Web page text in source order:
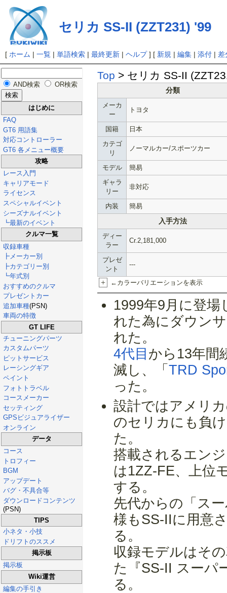
セリカ SS-II (ZZT231) '99
[ ホーム | 一覧| 単語検索| 最終更新| ヘルプ] [ 新規 | 編集| 添付| 差
AND検索 OR検索
はじめに
FAQ
GT6 用語集
対応コントローラー
GT6 各メニュー概要
攻略
レース入門
キャリアモード
ライセンス
スペシャルイベント
シーズナルイベント
┗最新のイベント
クルマ一覧
収録車種
┣メーカー別
┣カテゴリー別
┗年式別
おすすめのクルマ
プレゼントカー
追加車種(PSN)
車両の特徴
GT LIFE
チューニングパーツ
カスタムパーツ
ピットサービス
レーシングギア
ペイント
フォトトラベル
コースメーカー
セッティング
GPSビジュアライザー
オンライン
データ
コース
トロフィー
BGM
アップデート
バグ・不具合等
ダウンロードコンテンツ
(PSN)
TIPS
小ネタ・小技
ドリフトのススメ
掲示板
掲示板
Wiki運営
編集の手引き
Top > セリカ SS-II
分類
メーカ
ー
トヨタ
国籍
日本
カテゴ
リ
ノーマルカー/スポーツカー
モデル
簡易
ギャラ
リー
非対応
内装 簡易
入手方法
ディー
ラー
Cr.2,181,000
プレゼ
ント
---
+ ←カラーバリエーションを表示
1999年9月に登
れた為にダウン
れた。
4代目 から13年間
滅し、「 TRD
った。
設計ではアメリ
のセリカにも負
た。
搭載されるエン
は1ZZ-FE、上位
する。
先代からの「ス
様もSS-IIに用意
る。
収録モデルはそ
た『SS-II スーパ
る。